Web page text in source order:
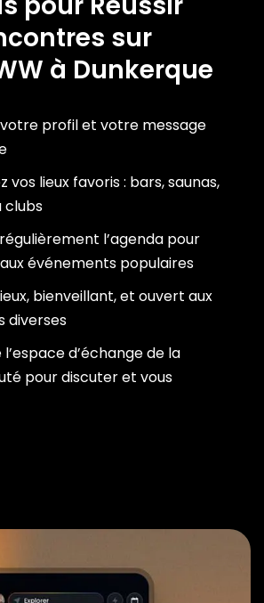
sur
à Dunkerque
profil et votre message
vos lieux favoris : bars, saunas,
clubs
l’agenda pour
événements populaires
bienveillant, et ouvert aux
diverses
d’échange de la
pour discuter et vous